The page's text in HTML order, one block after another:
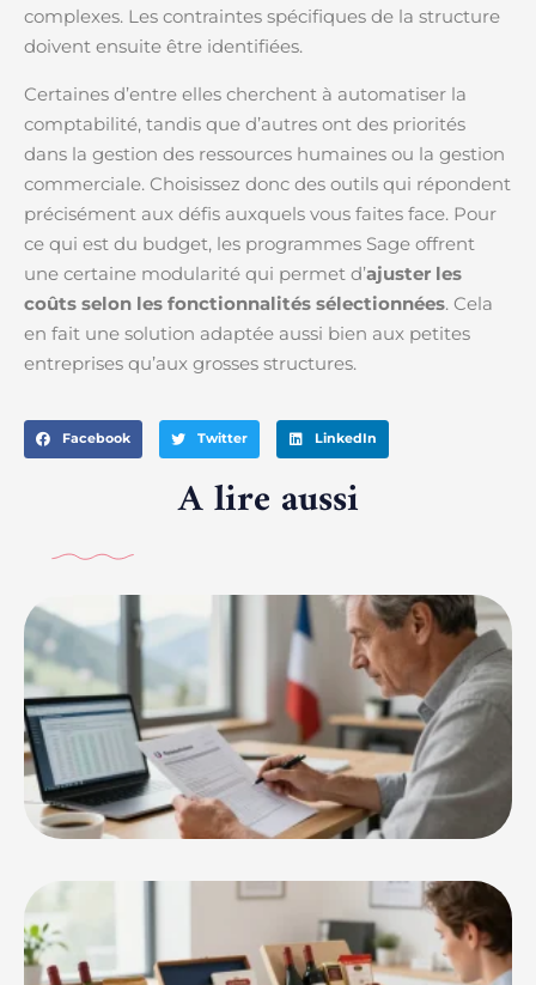
complexes. Les contraintes spécifiques de la structure
doivent ensuite être identifiées.
Certaines d’entre elles cherchent à automatiser la
comptabilité, tandis que d’autres ont des priorités
dans la gestion des ressources humaines ou la gestion
commerciale. Choisissez donc des outils qui répondent
précisément aux défis auxquels vous faites face. Pour
ce qui est du budget, les programmes Sage offrent
une certaine modularité qui permet d’ajuster les
coûts selon les fonctionnalités sélectionnées. Cela
en fait une solution adaptée aussi bien aux petites
entreprises qu’aux grosses structures.
Facebook Twitter LinkedIn
A lire aussi